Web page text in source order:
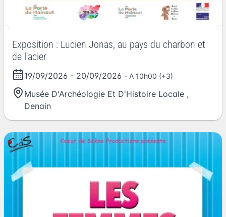
Exposition : Lucien Jonas, au pays du charbon et
de l'acier
19/09/2026 - 20/09/2026 - A 10h00 (+3)
Musée D'Archéologie Et D'Histoire Locale ,
Denain